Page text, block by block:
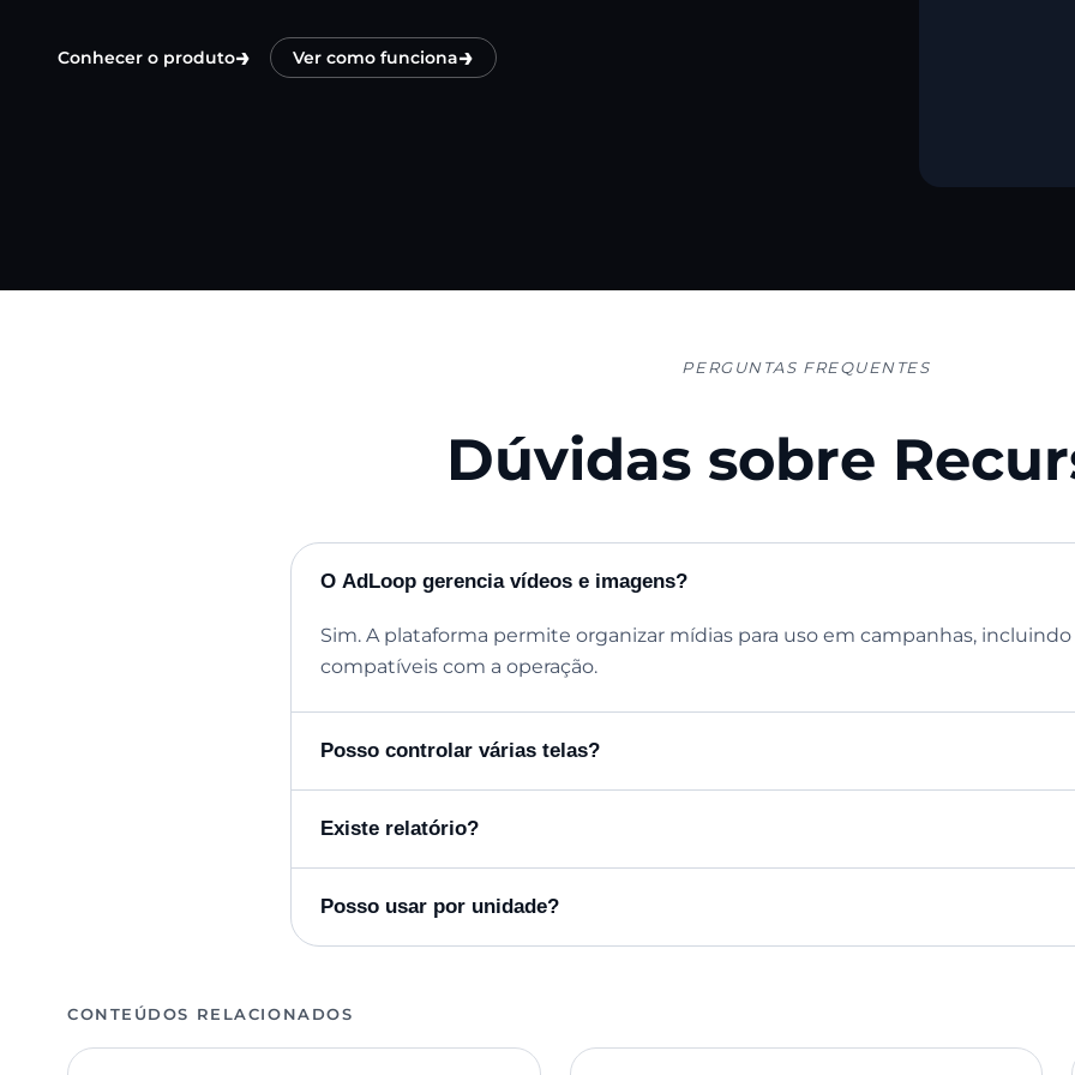
Conhecer o produto→ Ver como funciona→
PERGUNTAS FREQUENTES
Dúvidas sobre
O AdLoop gerencia vídeos e imagens?
Sim. A plataforma permite organizar mídias para uso em campanhas,
compatíveis com a operação.
Posso controlar várias telas?
Existe relatório?
Posso usar por unidade?
CONTEÚDOS RELACIONADOS